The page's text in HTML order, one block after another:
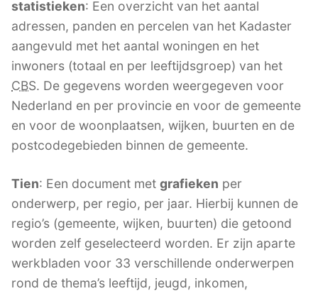
statistieken: Een overzicht van het aantal
adressen, panden en percelen van het Kadaster
aangevuld met het aantal woningen en het
inwoners (totaal en per leeftijdsgroep) van het
CBS. De gegevens worden weergegeven voor
Nederland en per provincie en voor de gemeente
en voor de woonplaatsen, wijken, buurten en de
postcodegebieden binnen de gemeente.
Tien: Een document met grafieken per
onderwerp, per regio, per jaar. Hierbij kunnen de
regio’s (gemeente, wijken, buurten) die getoond
worden zelf geselecteerd worden. Er zijn aparte
werkbladen voor 33 verschillende onderwerpen
rond de thema’s leeftijd, jeugd, inkomen,